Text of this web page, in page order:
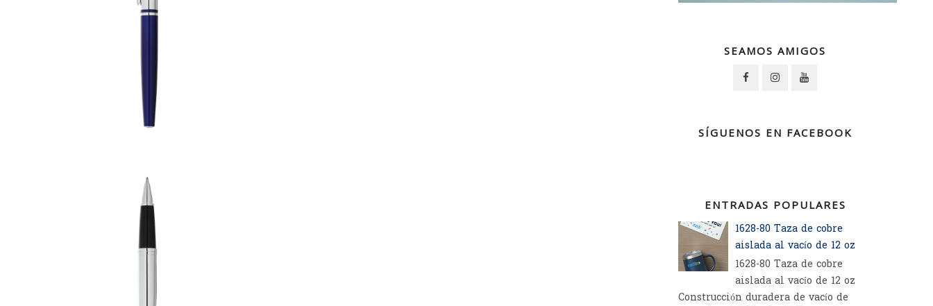
SEAMOS AMIGOS
SÍGUENOS EN FACEBOOK
ENTRADAS POPULARES
1628-80 Taza de cobre
aislada al vacío de 12 oz
1628-80 Taza de cobre
aislada al vacío de 12 oz
Construcción duradera de vacío de